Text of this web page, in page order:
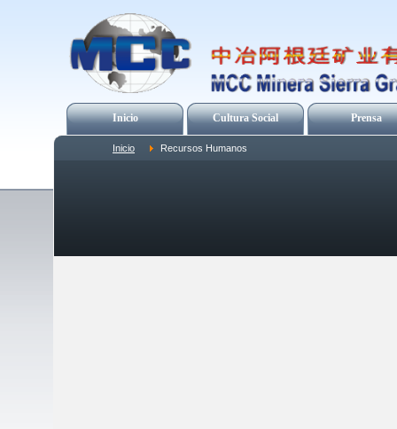
Inicio Cultura Social Prensa
Inicio Recursos Humanos